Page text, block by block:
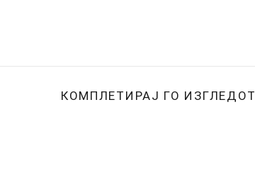
КОМПЛЕТИРАЈ ГО ИЗГЛЕДОТ